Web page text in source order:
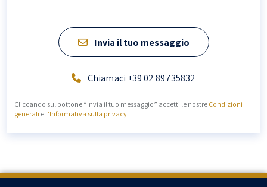
Invia il tuo messaggio
Chiamaci +39 02 89735832
Cliccando sul bottone “Invia il tuo messaggio” accetti le nostre Condizioni
generali e l’Informativa sulla privacy